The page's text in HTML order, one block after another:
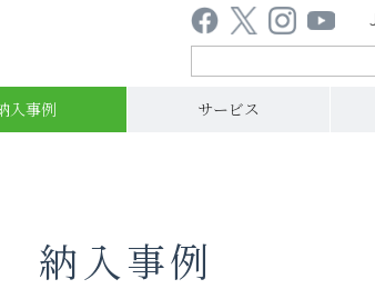
入事例 サービス
納入事例